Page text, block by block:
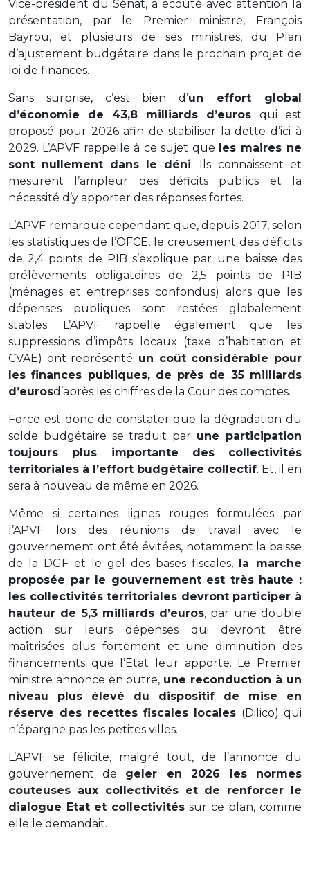
Vice-président du Sénat, a écouté avec attention la
présentation, par le Premier ministre, François
Bayrou, et plusieurs de ses ministres, du Plan
d’ajustement budgétaire dans le prochain projet de
loi de finances.
Sans surprise, c’est bien d’un effort global
d’économie de 43,8 milliards d’euros qui est
proposé pour 2026 afin de stabiliser la dette d’ici à
2029. L’APVF rappelle à ce sujet que les maires ne
sont nullement dans le déni. Ils connaissent et
mesurent l’ampleur des déficits publics et la
nécessité d’y apporter des réponses fortes.
L’APVF remarque cependant que, depuis 2017, selon
les statistiques de l’OFCE, le creusement des déficits
de 2,4 points de PIB s’explique par une baisse des
prélèvements obligatoires de 2,5 points de PIB
(ménages et entreprises confondus) alors que les
dépenses publiques sont restées globalement
stables. L’APVF rappelle également que les
suppressions d’impôts locaux (taxe d’habitation et
CVAE) ont représenté un coût considérable pour
les finances publiques, de près de 35 milliards
d’eurosd’après les chiffres de la Cour des comptes.
Force est donc de constater que la dégradation du
solde budgétaire se traduit par une participation
toujours plus importante des collectivités
territoriales à l’effort budgétaire collectif. Et, il en
sera à nouveau de même en 2026.
Même si certaines lignes rouges formulées par
l’APVF lors des réunions de travail avec le
gouvernement ont été évitées, notamment la baisse
de la DGF et le gel des bases fiscales, la marche
proposée par le gouvernement est très haute :
les collectivités territoriales devront participer à
hauteur de 5,3 milliards d’euros, par une double
action sur leurs dépenses qui devront être
maîtrisées plus fortement et une diminution des
financements que l’Etat leur apporte. Le Premier
ministre annonce en outre, une reconduction à un
niveau plus élevé du dispositif de mise en
réserve des recettes fiscales locales (Dilico) qui
n’épargne pas les petites villes.
L’APVF se félicite, malgré tout, de l’annonce du
gouvernement de geler en 2026 les normes
couteuses aux collectivités et de renforcer le
dialogue Etat et collectivités sur ce plan, comme
elle le demandait.